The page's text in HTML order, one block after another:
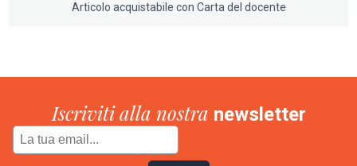
Articolo acquistabile con Carta del docente
Iscriviti alla nostra newsletter